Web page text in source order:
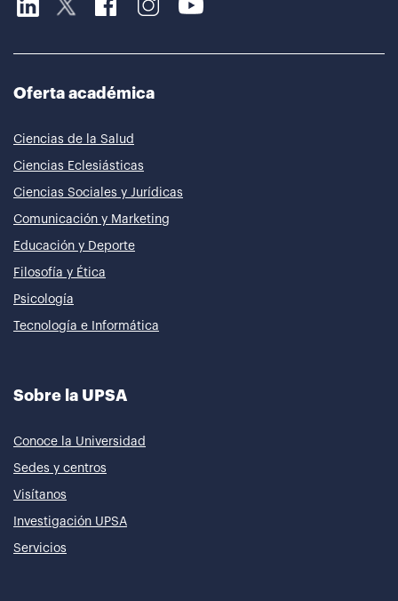
Oferta académica
Ciencias de la Salud
Ciencias Eclesiásticas
Ciencias Sociales y Jurídicas
Comunicación y Marketing
Educación y Deporte
Filosofía y Ética
Psicología
Tecnología e Informática
Sobre la UPSA
Conoce la Universidad
Sedes y centros
Visítanos
Investigación UPSA
Servicios